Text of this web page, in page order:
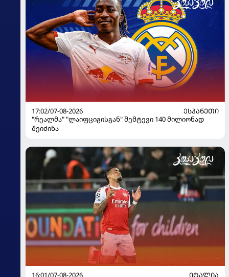
17:02/07-08-2026
ᲔᲡᲞᲐᲜᲔᲗᲘ
"რეალმა" "ლაიფციგისგან" შემტევი 140 მილიონად
შეიძინა